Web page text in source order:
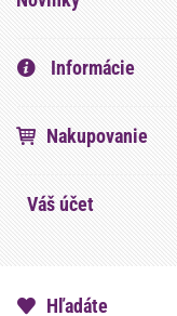
Informácie
Nakupovanie
Váš účet
Hľadáte